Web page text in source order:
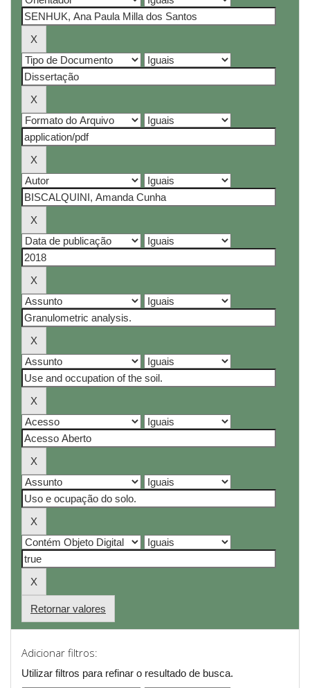
Retornar valores
Adicionar filtros:
Utilizar filtros para refinar o resultado de busca.